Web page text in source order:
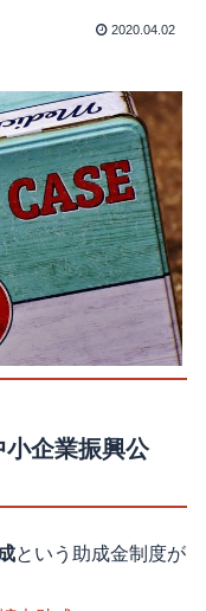
2020.04.02
企業振興公
という助成金制度が